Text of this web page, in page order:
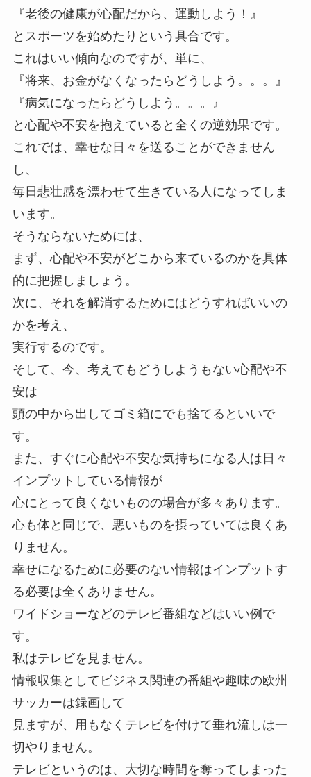
『老後の健康が心配だから、運動しよう！』
とスポーツを始めたりという具合です。
これはいい傾向なのですが、単に、
『将来、お金がなくなったらどうしよう。。。』
『病気になったらどうしよう。。。』
と心配や不安を抱えていると全くの逆効果です。
これでは、幸せな日々を送ることができません
し、
毎日悲壮感を漂わせて生きている人になってしま
います。
そうならないためには、
まず、心配や不安がどこから来ているのかを具体
的に把握しましょう。
次に、それを解消するためにはどうすればいいの
かを考え、
実行するのです。
そして、今、考えてもどうしようもない心配や不
安は
頭の中から出してゴミ箱にでも捨てるといいで
す。
また、すぐに心配や不安な気持ちになる人は日々
インプットしている情報が
心にとって良くないものの場合が多々あります。
心も体と同じで、悪いものを摂っていては良くあ
りません。
幸せになるために必要のない情報はインプットす
る必要は全くありません。
ワイドショーなどのテレビ番組などはいい例で
す。
私はテレビを見ません。
情報収集としてビジネス関連の番組や趣味の欧州
サッカーは録画して
見ますが、用もなくテレビを付けて垂れ流しは一
切やりません。
テレビというのは、大切な時間を奪ってしまった